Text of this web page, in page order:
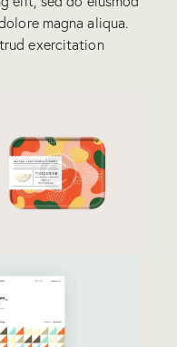
magna aliqua.
exercitation